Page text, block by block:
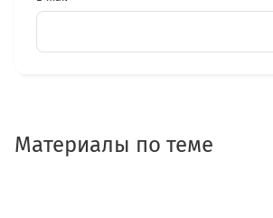
Материалы по теме